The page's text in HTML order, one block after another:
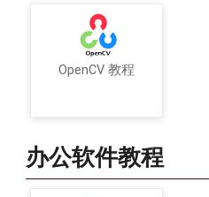
OpenCV 教程
办公软件教程